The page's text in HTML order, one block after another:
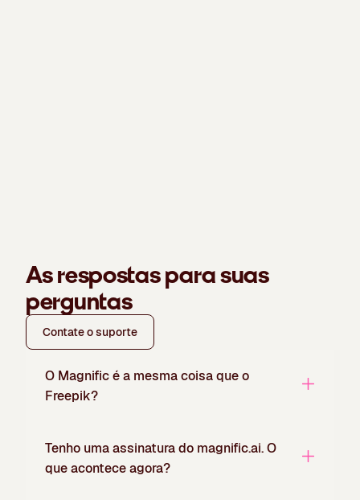
As respostas para suas
perguntas
Contate o suporte
O Magnific é a mesma coisa que o
Freepik?
Tenho uma assinatura do magnific.ai. O
que acontece agora?